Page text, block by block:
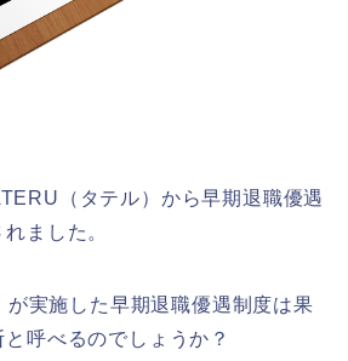
（タテル）から早期退職優遇
ました。
実施した早期退職優遇制度は果
呼べるのでしょうか？